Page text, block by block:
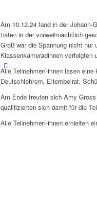
Am 10.12.24 fand in der Johann-
traten in der vorweihnachtlich
Groß war die Spannung nicht
Klassenkameradinnen verfolgten
Alle Teilnehmer/-innen lasen
Deutschlehrern, Elternbeirat,
Am Ende freuten sich Amy
qualifizierten sich damit für die
Alle Teilnehmer/-innen erhielten